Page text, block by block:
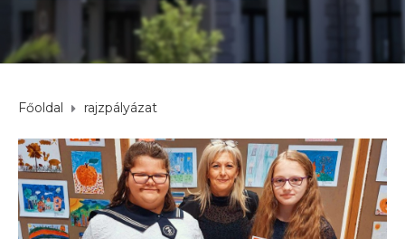
Főoldal rajzpályázat